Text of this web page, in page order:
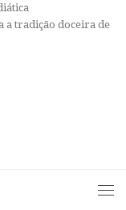
a tradição doceira de